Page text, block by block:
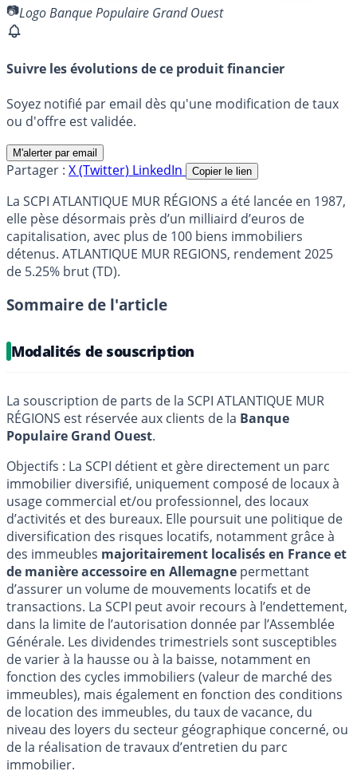
Logo Banque Populaire Grand Ouest
Suivre les évolutions de ce produit financier
Soyez notifié par email dès qu'une modification de taux
ou d'offre est validée.
M'alerter par email
Partager : X (Twitter) LinkedIn Copier le lien
La SCPI ATLANTIQUE MUR RÉGIONS a été lancée en 1987,
elle pèse désormais près d’un milliaird d’euros de
capitalisation, avec plus de 100 biens immobiliers
détenus. ATLANTIQUE MUR REGIONS, rendement 2025
de 5.25% brut (TD).
Sommaire de l'article
Modalités de souscription
La souscription de parts de la SCPI ATLANTIQUE MUR
RÉGIONS est réservée aux clients de la Banque
Populaire Grand Ouest.
Objectifs : La SCPI détient et gère directement un parc
immobilier diversifié, uniquement composé de locaux à
usage commercial et/ou professionnel, des locaux
d’activités et des bureaux. Elle poursuit une politique de
diversification des risques locatifs, notamment grâce à
des immeubles majoritairement localisés en France et
de manière accessoire en Allemagne permettant
d’assurer un volume de mouvements locatifs et de
transactions. La SCPI peut avoir recours à l’endettement,
dans la limite de l’autorisation donnée par l’Assemblée
Générale. Les dividendes trimestriels sont susceptibles
de varier à la hausse ou à la baisse, notamment en
fonction des cycles immobiliers (valeur de marché des
immeubles), mais également en fonction des conditions
de location des immeubles, du taux de vacance, du
niveau des loyers du secteur géographique concerné, ou
de la réalisation de travaux d’entretien du parc
immobilier.